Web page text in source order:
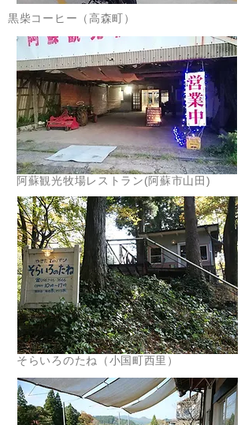
黒柴コーヒー（高森町）
阿蘇観光牧場レストラン(阿蘇市山田)
そらいろのたね（小国町西里）